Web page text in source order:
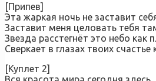
[Припев]
Эта жаркая ночь не заставит
Заставит меня целовать тебя
Звезда расстегнёт это небо как
Сверкает в глазах твоих
[Куплет 2]